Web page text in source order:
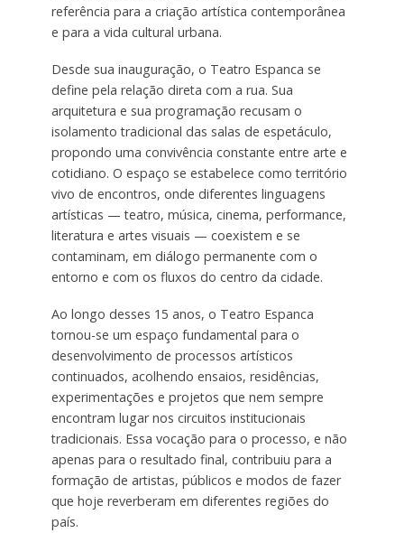
referência para a criação artística contemporânea
e para a vida cultural urbana.
Desde sua inauguração, o Teatro Espanca se
define pela relação direta com a rua. Sua
arquitetura e sua programação recusam o
isolamento tradicional das salas de espetáculo,
propondo uma convivência constante entre arte e
cotidiano. O espaço se estabelece como território
vivo de encontros, onde diferentes linguagens
artísticas — teatro, música, cinema, performance,
literatura e artes visuais — coexistem e se
contaminam, em diálogo permanente com o
entorno e com os fluxos do centro da cidade.
Ao longo desses 15 anos, o Teatro Espanca
tornou-se um espaço fundamental para o
desenvolvimento de processos artísticos
continuados, acolhendo ensaios, residências,
experimentações e projetos que nem sempre
encontram lugar nos circuitos institucionais
tradicionais. Essa vocação para o processo, e não
apenas para o resultado final, contribuiu para a
formação de artistas, públicos e modos de fazer
que hoje reverberam em diferentes regiões do
país.